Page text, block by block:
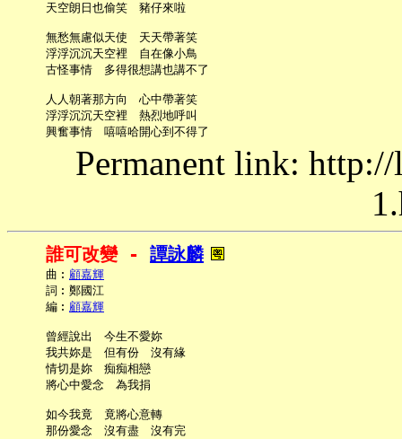
     天空朗日也偷笑　豬仔來啦
     無愁無慮似天使　天天帶著笑
     浮浮沉沉天空裡　自在像小鳥
     古怪事情　多得很想講也講不了
     人人朝著那方向　心中帶著笑
     浮浮沉沉天空裡　熱烈地呼叫
Permanent link:
誰可改變 - 譚詠麟
     曲︰
顧嘉輝
     詞︰鄭國江
     編︰
顧嘉輝
     曾經說出　今生不愛妳
     我共妳是　但有份　沒有緣
     情切是妳　痴痴相戀
     將心中愛念　為我捐
     如今我竟　竟將心意轉
     那份愛念　沒有盡　沒有完